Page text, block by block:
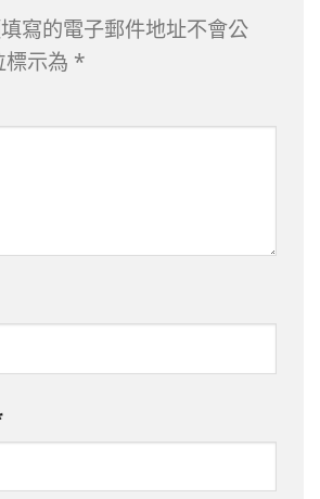
寫的電子郵件地址不會公
標示為 *